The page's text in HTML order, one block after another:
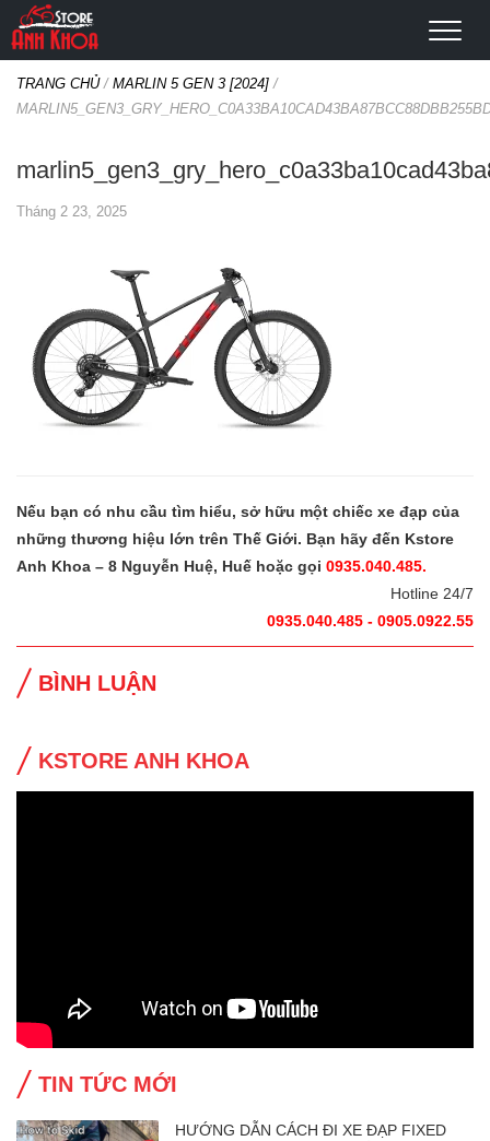
TRANG CHỦ/ MARLIN 5 GEN 3 [2024] /
Tháng 2 23, 2025
Nếu bạn có nhu cầu tìm hiểu, sở hữu một chiếc xe đạp của
những thương hiệu lớn trên Thế Giới. Bạn hãy đến Kstore
Anh Khoa – 8 Nguyễn Huệ, Huế hoặc gọi 0935.040.485.
Hotline 24/7
0935.040.485 - 0905.0922.55
BÌNH LUẬN
KSTORE ANH KHOA
TIN TỨC MỚI
HƯỚNG DẪN CÁCH ĐI XE ĐẠP FIXED